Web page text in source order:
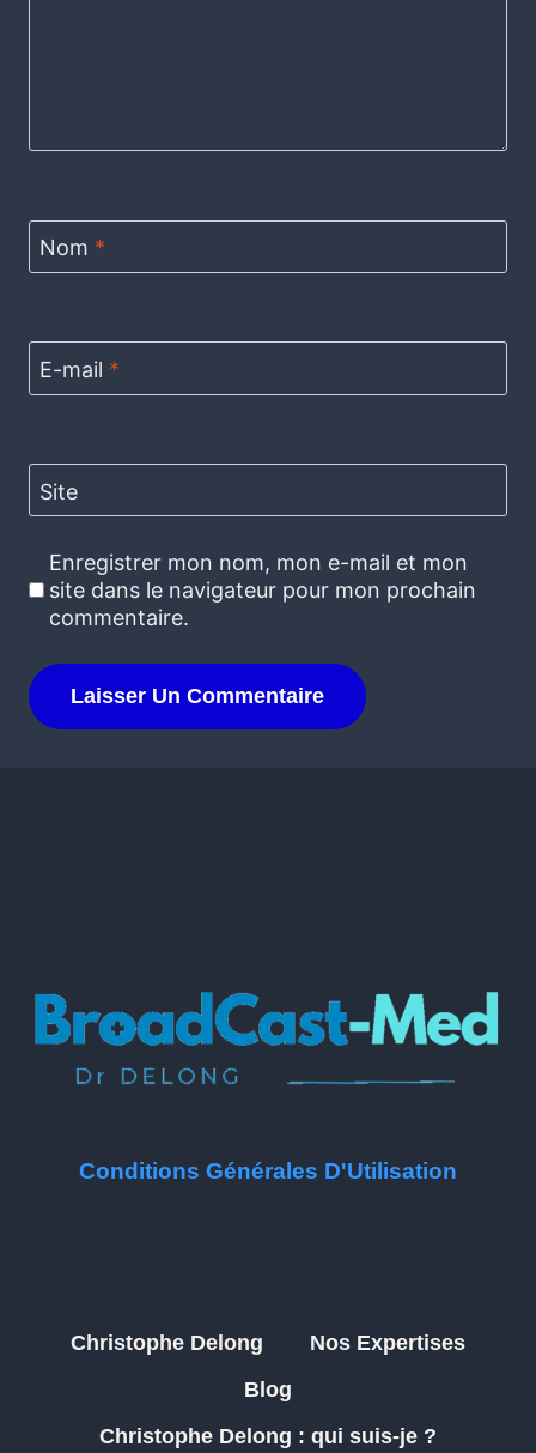
Nom *
E-mail *
Site
Enregistrer mon nom, mon e-mail et mon
site dans le navigateur pour mon prochain
commentaire.
Conditions Générales D'Utilisation
Christophe Delong
Nos Expertises
Blog
Christophe Delong : qui suis-je ?